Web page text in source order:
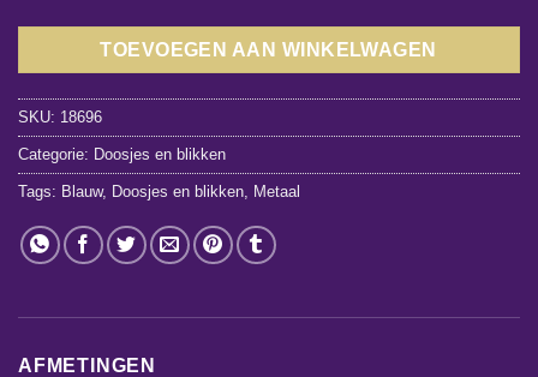
TOEVOEGEN AAN WINKELWAGEN
SKU: 18696
Categorie: Doosjes en blikken
Tags: Blauw, Doosjes en blikken Metaal
AFMETINGEN